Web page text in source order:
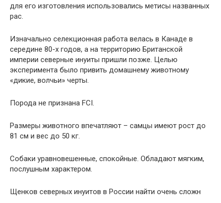
для его изготовления использовались метисы названных
рас.
Изначально селекционная работа велась в Канаде в
середине 80-х годов, а на территорию Британской
империи северные инуиты пришли позже. Целью
эксперимента было привить домашнему животному
«дикие, волчьи» черты.
Порода не признана FCI.
Размеры животного впечатляют – самцы имеют рост до
81 см и вес до 50 кг.
Собаки уравновешенные, спокойные. Обладают мягким,
послушным характером.
Щенков северных инуитов в России найти очень сложн